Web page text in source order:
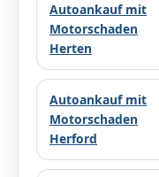
Autoankauf mit
Motorschaden
Herten
Autoankauf mit
Motorschaden
Herford